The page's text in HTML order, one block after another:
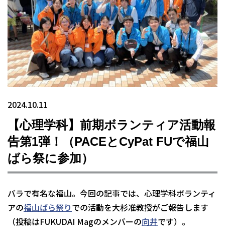
2024.10.11
【心理学科】前期ボランティア活動報
告第1弾！（PACEとCyPat FUで福山
ばら祭に参加）
バラで有名な福山。今回の記事では、心理学科ボランティ
アの福山ばら祭りでの活動を大杉准教授がご報告します
（投稿はFUKUDAI Magのメンバーの向井です）。